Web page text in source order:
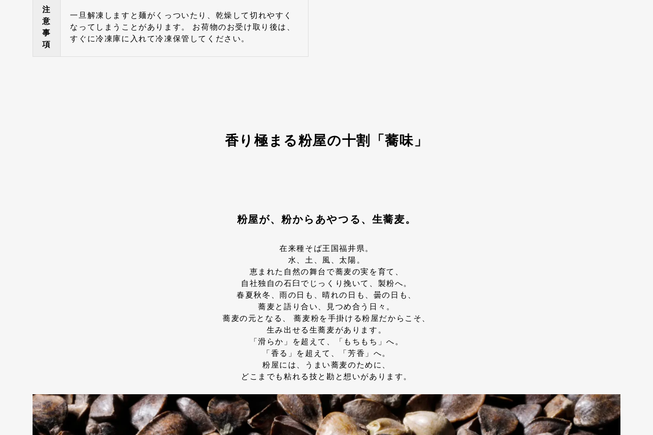
注
意
事
項
一旦解凍しますと麺がくっついたり、乾燥して切れやすく
なってしまうことがあります。 お荷物のお受け取り後は、
すぐに冷凍庫に入れて冷凍保管してください。
香り極まる粉屋の十割「蕎味」
粉屋が、粉からあやつる、生蕎麦。
在来種そば王国福井県。
水、土、風、太陽。
恵まれた自然の舞台で蕎麦の実を育て、
自社独自の石臼でじっくり挽いて、製粉へ。
春夏秋冬、雨の日も、晴れの日も、曇の日も、
蕎麦と語り合い、見つめ合う日々。
蕎麦の元となる、 蕎麦粉を手掛ける粉屋だからこそ、
生み出せる生蕎麦があります。
「滑らか」を超えて、「もちもち」へ。
「香る」を超えて、「芳香」へ。
粉屋には、うまい蕎麦のために、
どこまでも粘れる技と勘と想いがあります。